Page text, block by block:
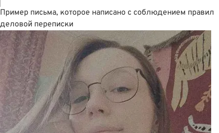
Пример письма, которое написано с соблюдением правил
деловой переписки